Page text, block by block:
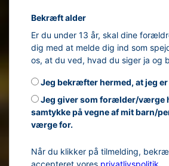
Bekræft alder
Er du under 13 år, skal dine
dig med at melde dig ind som
os, at du ved, hvad du siger ja og
Jeg bekræfter hermed, at jeg er
Jeg giver som forælder/værge
samtykke på vegne af mit barn/
værge for.
Når du klikker på tilmelding,
accepteret vores privatlivspolitik.